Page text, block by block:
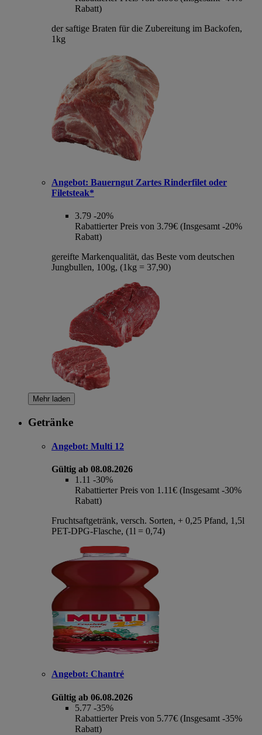
Rabatt)
der saftige Braten für die Zubereitung im Backofen,
1kg
Angebot: Bauerngut Zartes Rinderfilet oder
Filetsteak*
3.79 -20%
Rabattierter Preis von 3.79€ (Insgesamt -20%
Rabatt)
gereifte Markenqualität, das Beste vom deutschen
Jungbullen, 100g, (1kg = 37,90)
Mehr laden
Getränke
Angebot: Multi 12
Gültig ab 08.08.2026
1.11 -30%
Rabattierter Preis von 1.11€ (Insgesamt -30%
Rabatt)
Fruchtsaftgetränk, versch. Sorten, + 0,25 Pfand, 1,5l
PET-DPG-Flasche, (1l = 0,74)
Angebot: Chantré
Gültig ab 06.08.2026
5.77 -35%
Rabattierter Preis von 5.77€ (Insgesamt -35%
Rabatt)